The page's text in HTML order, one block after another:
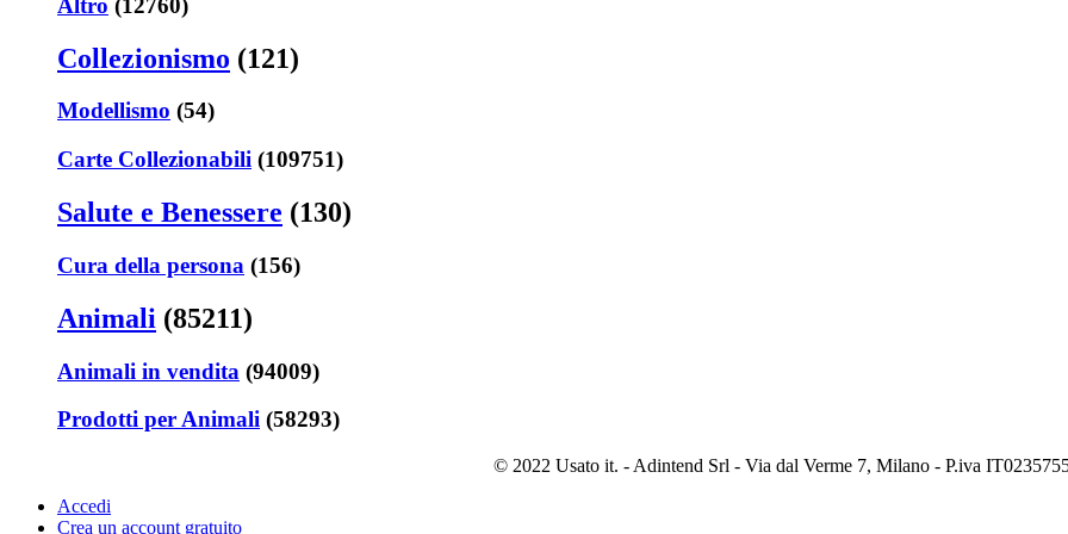
Collezionismo (121)
Modellismo (54)
Carte Collezionabili (109751)
Salute e Benessere (130)
Cura della persona (156)
Animali (85211)
Animali in vendita (94009)
Prodotti per Animali (58293)
© 2022 Usato it. - Adintend Srl - Via dal Verme 7, Milano - P.iva
Accedi
Crea un account gratuito